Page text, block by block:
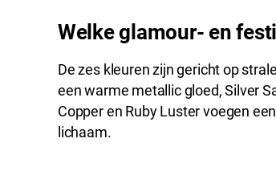
Welke glamour- en
De zes kleuren zijn gericht op
een warme metallic gloed, Silver
Copper en Ruby Luster voegen
lichaam.